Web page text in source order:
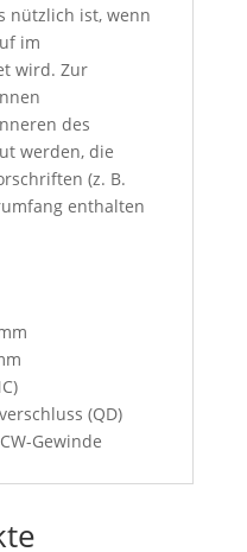
nützlich ist, wenn
im
wird. Zur
des
werden, die
(z. B.
enthalten
(QD)
Gewinde